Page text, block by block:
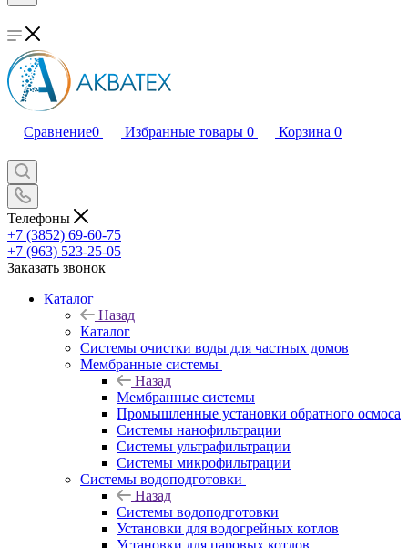
Сравнение0 Избранные товары 0 Корзина 0
Телефоны
+7 (3852) 69-60-75
+7 (963) 523-25-05
Заказать звонок
Каталог
Назад
Каталог
Системы очистки воды для частных домов
Мембранные системы
Назад
Мембранные системы
Промышленные установки обратного осмоса
Системы нанофильтрации
Системы ультрафильтрации
Системы микрофильтрации
Системы водоподготовки
Назад
Системы водоподготовки
Установки для водогрейных котлов
Установки для паровых котлов